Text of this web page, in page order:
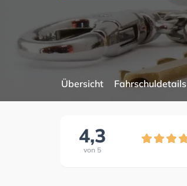
Übersicht Fahrschuldetails
4,3
von 5